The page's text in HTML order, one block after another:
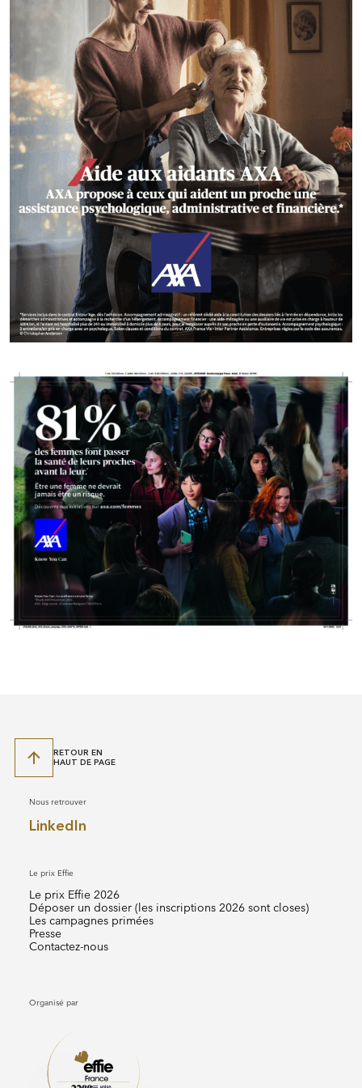
RETOUR EN
HAUT DE PAGE
Nous retrouver
LinkedIn
Organisé par
Le prix Effie
Le prix Effie 2026
Déposer un dossier (les inscriptions 2026 sont closes)
Les campagnes primées
Presse
Contactez-nous